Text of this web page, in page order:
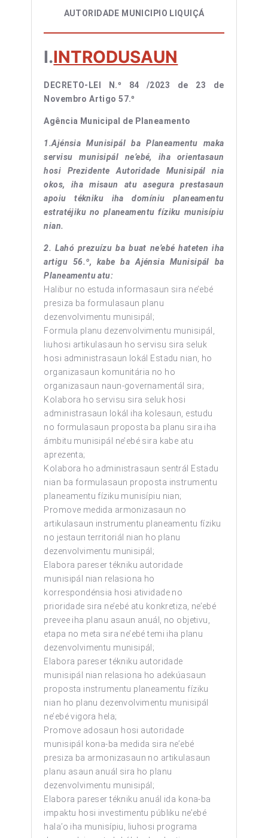
AUTORIDADE MUNICIPIO LIQUIÇÁ
I.INTRODUSAUN
DECRETO-LEI N.º 84 /2023
de 23 de
Novembro Artigo 57.º
Agência Municipal de Planeamento
1.Ajénsia Munisipál ba Planeamentu maka
servisu munisipál ne’ebé, iha orientasaun
hosi Prezidente Autoridade Munisipál nia
okos, iha misaun atu asegura prestasaun
apoiu tékniku iha domíniu planeamentu
estratéjiku no planeamentu fíziku munisípiu
nian.
2. Lahó prezuízu ba buat ne’ebé hateten iha
artigu 56.º, kabe ba Ajénsia Munisipál ba
Planeamentu atu:
Halibur no estuda informasaun sira ne’ebé
presiza ba formulasaun planu
dezenvolvimentu munisipál ;
Formula planu dezenvolvimentu munisipál,
liuhosi artikulasaun ho servisu sira seluk
hosi administrasaun lokál Estadu nian, ho
organizasaun komunitária no ho
organizasaun naun-governamentál sira;
Kolabora ho servisu sira seluk hosi
administrasaun lokál iha kolesaun, estudu
no formulasaun proposta ba planu sira iha
ámbitu munisipál ne’ebé sira kabe atu
aprezenta;
Kolabora ho administrasaun sentrál Estadu
nian ba formulasaun proposta instrumentu
planeamentu fíziku munisípiu nian;
Promove medida armonizasaun no
artikulasaun instrumentu planeamentu fíziku
no jestaun territoriál nian ho planu
dezenvolvimentu munisipál ;
Elabora pareser tékniku autoridade
munisipál nian relasiona ho
korrespondénsia hosi atividade no
prioridade sira ne’ebé atu konkretiza, ne’ebé
prevee iha planu asaun anuál, no objetivu,
etapa no meta sira ne’ebé temi iha planu
dezenvolvimentu munisipál ;
Elabora pareser tékniku autoridade
munisipál nian relasiona ho adekúasaun
proposta instrumentu planeamentu fíziku
nian ho planu dezenvolvimentu munisipál
ne’ebé vigora hela;
Promove adosaun hosi autoridade
munisipál kona-ba medida sira ne’ebé
presiza ba armonizasaun no artikulasaun
planu asaun anuál sira ho planu
dezenvolvimentu munisipál;
Elabora pareser tékniku anuál ida kona-ba
impaktu hosi investimentu públiku ne’ebé
hala’o iha munisípiu, liuhosi programa